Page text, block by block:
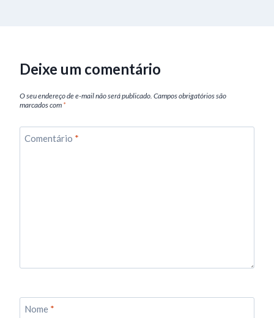
Deixe um comentário
O seu endereço de e-mail não será publicado. Campos obrigatórios são
marcados com *
Comentário *
Nome *